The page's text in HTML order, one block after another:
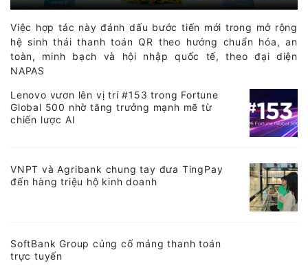
Việc hợp tác này đánh dấu bước tiến mới trong mở rộng
hệ sinh thái thanh toán QR theo hướng chuẩn hóa, an
toàn, minh bạch và hội nhập quốc tế, theo đại diện
NAPAS
Lenovo vươn lên vị trí #153 trong Fortune
Global 500 nhờ tăng trưởng mạnh mẽ từ
chiến lược AI
VNPT và Agribank chung tay đưa TingPay
đến hàng triệu hộ kinh doanh
SoftBank Group củng cố mảng thanh toán
trực tuyến